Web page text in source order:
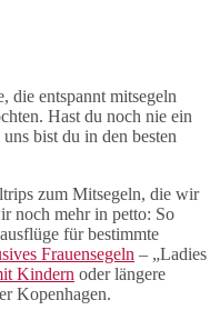
die entspannt mitsegeln
Hast du noch nie ein
bist du in den besten
zum Mitsegeln, die wir
noch mehr in petto: So
für bestimmte
Frauensegeln – „Ladies
Kindern oder längere
Kopenhagen.